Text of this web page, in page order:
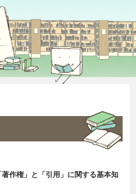
作権」と「引用」に関する基本知